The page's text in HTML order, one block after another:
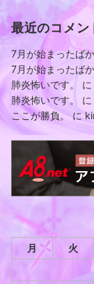
最近のコメン
7月が始まったば
7月が始まったば
肺炎怖いです。
に
肺炎怖いです。
に
ここが勝負。に
月 火